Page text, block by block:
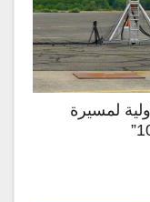
لمسيرة